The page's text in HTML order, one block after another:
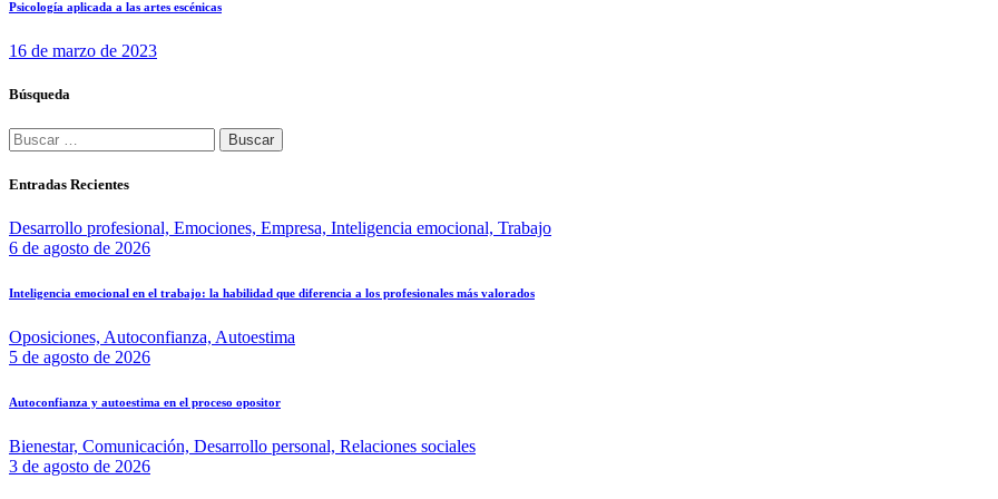
Psicología aplicada a las artes escénicas
16 de marzo de 2023
Búsqueda
Entradas Recientes
Desarrollo profesional, Emociones, Empresa, Inteligencia emocional, Trabajo
6 de agosto de 2026
Inteligencia emocional en el trabajo: la habilidad que diferencia a los profesionales más valorados
Oposiciones, Autoconfianza, Autoestima
5 de agosto de 2026
Autoconfianza y autoestima en el proceso opositor
Bienestar, Comunicación, Desarrollo personal, Relaciones sociales
3 de agosto de 2026